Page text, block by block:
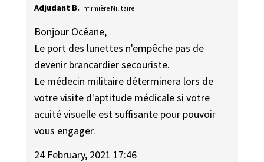
Adjudant B. Infirmière Militaire
Bonjour Océane,
Le port des lunettes n'empêche pas de
devenir brancardier secouriste.
Le médecin militaire déterminera lors de
votre visite d'aptitude médicale si votre
acuité visuelle est suffisante pour pouvoir
vous engager.
24 February, 2021 17:46